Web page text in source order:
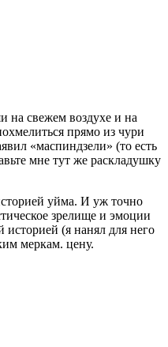
на свежем воздухе и на
прямо из чури
«маспиндзели» (то есть
мне тут же раскладушку
уйма. И уж точно
зрелище и эмоции
(я нанял для него
меркам. цену.